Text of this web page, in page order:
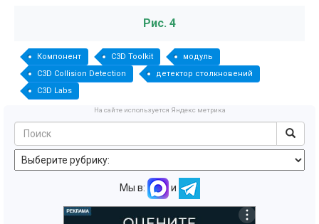
Рис. 4
Компонент C3D Toolkit
модуль
C3D Collision Detection
детектор столкновений
C3D Labs
На сайте используется Яндекс метрика
Мы в: и